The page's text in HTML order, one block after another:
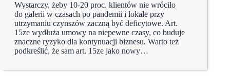
Wystarczy, żeby 10-20 proc. klientów nie wróciło
do galerii w czasach po pandemii i lokale przy
utrzymaniu czynszów zaczną być deficytowe. Art.
15ze wydłuża umowy na niepewne czasy, co buduje
znaczne ryzyko dla kontynuacji biznesu. Warto też
podkreślić, że sam art. 15ze jako nowy…